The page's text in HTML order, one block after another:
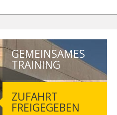
GEMEINSAMES
TRAINING
ZUFAHRT
FREIGEGEBEN